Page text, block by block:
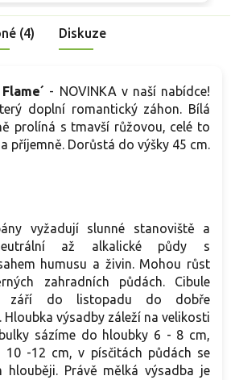
(4) Diskuze
- NOVINKA v naší nabídce!
doplní romantický záhon. Bílá
prolíná s tmavší růžovou, celé to
příjemně. Dorůstá do výšky 45 cm.
vyžadují slunné stanoviště a
až alkalické půdy s
humusu a živin. Mohou růst
zahradních půdách. Cibule
září do listopadu do dobře
Hloubka výsadby záleží na velikosti
sázíme do hloubky 6 - 8 cm,
-12 cm, v písčitách půdách se
Právě mělká výsadba je